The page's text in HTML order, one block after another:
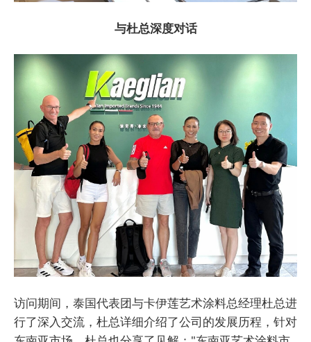
与杜总深度对话
访问期间，泰国代表团与卡伊莲艺术涂料总经理杜总进
行了深入交流，杜总详细介绍了公司的发展历程，针对